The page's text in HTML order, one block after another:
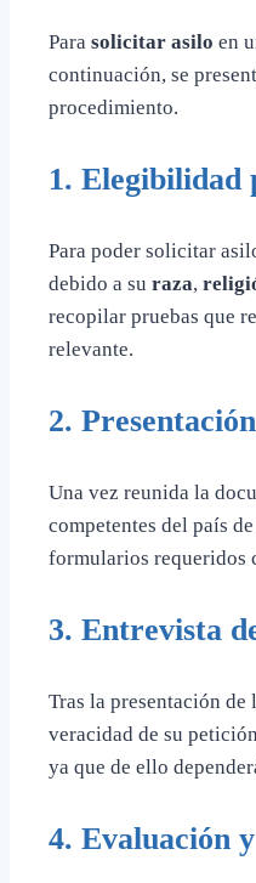
Para solicitar asilo en
continuación, se
procedimiento.
1. Elegibilidad
Para poder solicitar
debido a su raza,
recopilar pruebas que
relevante.
2.
Una vez reunida la
competentes del país
formularios requeridos
3. Entrevista
Tras la presentación
veracidad de su
ya que de ello
4. Evaluación